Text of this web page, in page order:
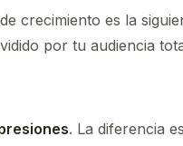
crecimiento es la
por tu audiencia
. La diferencia